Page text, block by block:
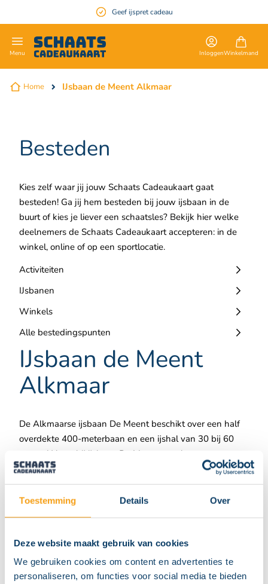
Toestemming Details Over
Deze website maakt gebruik van cookies
We gebruiken cookies om content en advertenties te
personaliseren, om functies voor social media te bieden
Geef ijspret cadeau
Menu InloggenWinkelmand
Home IJsbaan de Meent Alkmaar
Besteden
Kies zelf waar jij jouw Schaats Cadeaukaart gaat
besteden! Ga jij hem besteden bij jouw ijsbaan in de
buurt of kies je liever een schaatsles? Bekijk hier welke
deelnemers de Schaats Cadeaukaart accepteren: in de
winkel, online of op een sportlocatie.
Activiteiten
IJsbanen
Winkels
Alle bestedingspunten
IJsbaan de Meent
Alkmaar
De Alkmaarse ijsbaan De Meent beschikt over een half
overdekte 400-meterbaan en een ijshal van 30 bij 60
meter. U kunt bij ijsbaan De Meent terecht voor een
groot scala aan activiteiten waaronder schaatslessen en
ijshockeylessen. Maar ook voor curling, clinics of het
huren van een vergaderruimte. Gewoon lekker rondjes
kan natuurlijk ook! Combineer uw bezoek met een
bezoek aan horecapartner TRCK en maak uw dagje
"wintersport" tot een echt dagje uit.